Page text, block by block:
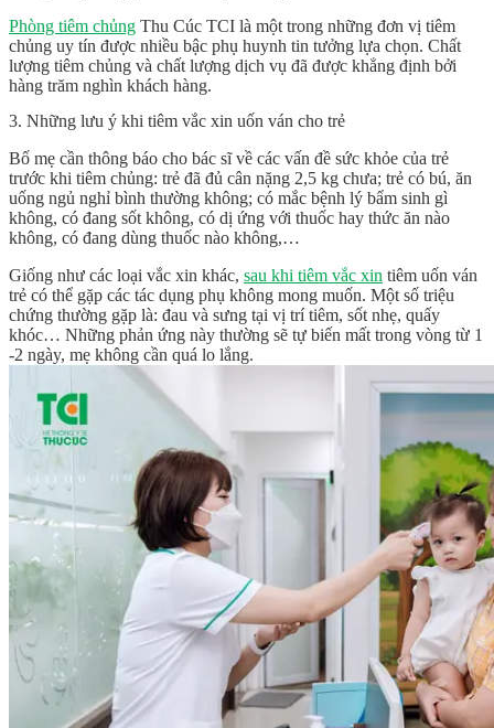
Phòng tiêm chủng Thu Cúc TCI là một trong những đơn vị tiêm
chủng uy tín được nhiều bậc phụ huynh tin tưởng lựa chọn. Chất
lượng tiêm chủng và chất lượng dịch vụ đã được khẳng định bởi
hàng trăm nghìn khách hàng.
3. Những lưu ý khi tiêm vắc xin uốn ván cho trẻ
Bố mẹ cần thông báo cho bác sĩ về các vấn đề sức khỏe của trẻ
trước khi tiêm chủng: trẻ đã đủ cân nặng 2,5 kg chưa; trẻ có bú, ăn
uống ngủ nghỉ bình thường không; có mắc bệnh lý bẩm sinh gì
không, có đang sốt không, có dị ứng với thuốc hay thức ăn nào
không, có đang dùng thuốc nào không,…
Giống như các loại vắc xin khác, sau khi tiêm vắc xin tiêm uốn ván
trẻ có thể gặp các tác dụng phụ không mong muốn. Một số triệu
chứng thường gặp là: đau và sưng tại vị trí tiêm, sốt nhẹ, quấy
khóc… Những phản ứng này thường sẽ tự biến mất trong vòng từ 1
-2 ngày, mẹ không cần quá lo lắng.